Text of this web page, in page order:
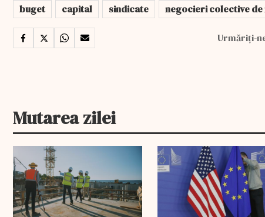
buget capital sindicate negocieri colective de
Urmăriți-
Mutarea zilei